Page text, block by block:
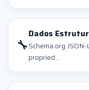
🔧
Dados
Schema.org
propried...